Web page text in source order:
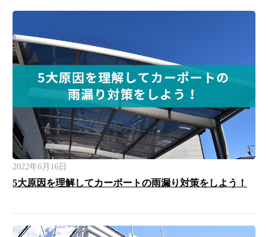
2022年6月16日
5大原因を理解してカーポートの雨漏り対策をしよう！